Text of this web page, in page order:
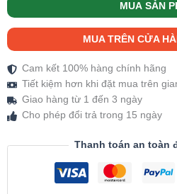
MUA SẢN
MUA TRÊN CỬA
Cam kết 100% hàng chính hãng
Tiết kiệm hơn khi đặt mua trên
Giao hàng từ 1 đến 3 ngày
Cho phép đổi trả trong 15 ngày
Thanh toán an toàn